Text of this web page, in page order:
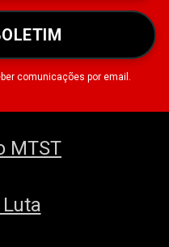
comunicações por email.
MTST